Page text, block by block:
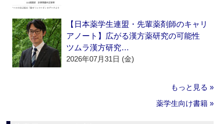
【日本薬学生連盟・先輩薬剤師のキャリ
アノート】広がる漢方薬研究の可能性
ツムラ漢方研究…
2026年07月31日 (金)
もっと見る »
薬学生向け書籍 »